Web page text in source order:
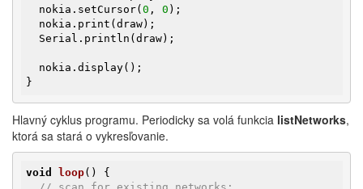
  nokia.setCursor(
0 , 0 );
}
Hlavný cyklus programu. Periodicky sa volá funkcia listNetworks,
ktorá sa stará o vykresľovanie.
void loop()
{